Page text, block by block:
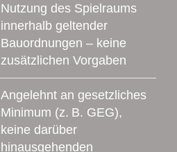
Nutzung des Spielraums
innerhalb geltender
Bauordnungen – keine
zusätzlichen Vorgaben
Angelehnt an gesetzliches
Minimum (z. B. GEG),
keine darüber
hinausgehenden